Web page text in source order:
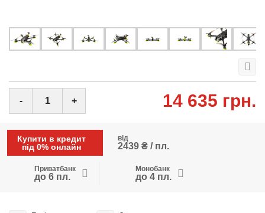
14 635 грн.
- +
Купити в кредит
під 0% онлайн
від
2439 ₴ / пл.
Приватбанк
до 6 пл.
Монобанк
до 4 пл.